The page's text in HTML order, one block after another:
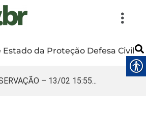
da Proteção Defesa Civil
– 13/02 15:55...